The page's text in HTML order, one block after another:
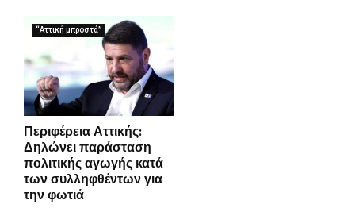
“Αττική μπροστά”
Περιφέρεια Αττικής:
Δηλώνει παράσταση
πολιτικής αγωγής κατά
των συλληφθέντων για
την φωτιά